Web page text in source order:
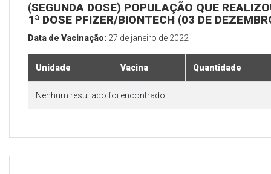
(SEGUNDA DOSE) POPULAÇÃO QUE
1ª DOSE PFIZER/BIONTECH (03 DE
Data de Vacinação: 27 de janeiro de 2022
Unidade Vacina Quantidade
Nenhum resultado foi encontrado.